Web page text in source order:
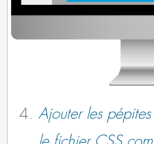
Ajouter les
le fichier CSS